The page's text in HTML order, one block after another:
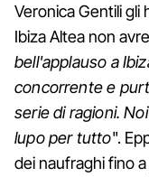
Veronica Gentili
Ibiza Altea non
bell'applauso a
concorrente e
serie di ragioni.
lupo per tutto".
dei naufraghi fino